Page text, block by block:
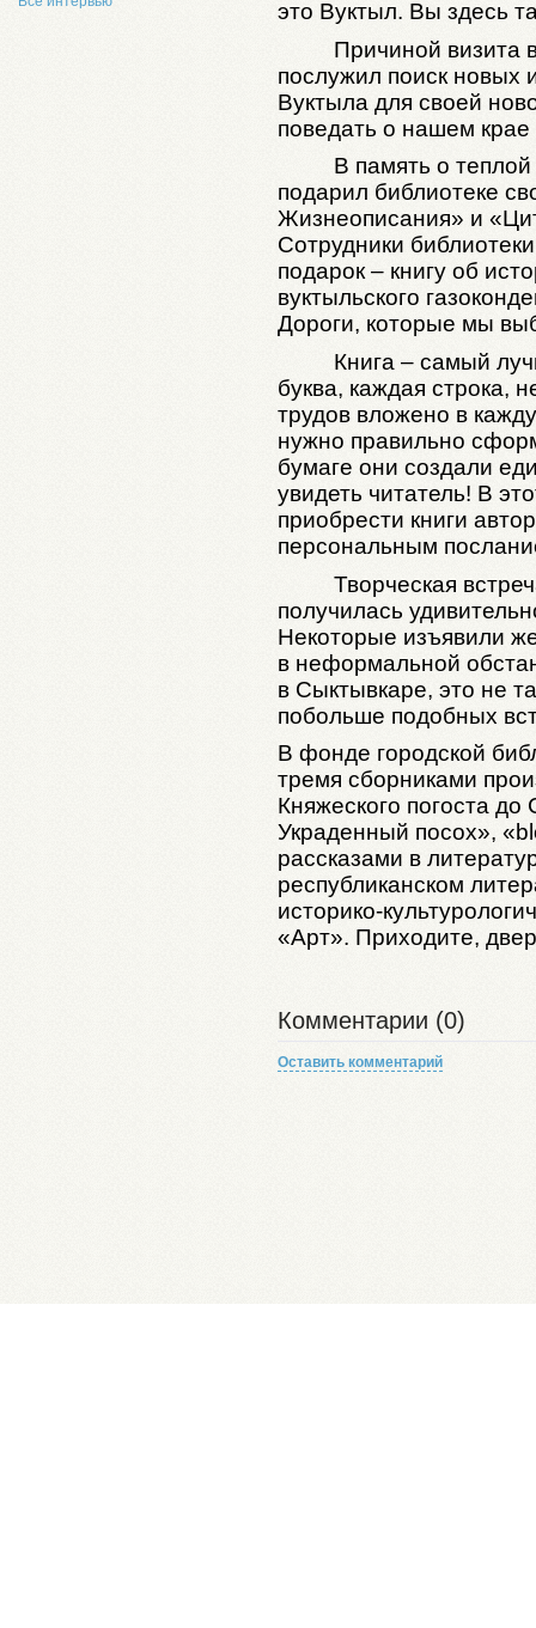
это Вуктыл. Вы здесь
Причиной визита
послужил поиск новых
Вуктыла для своей
поведать о нашем крае
В память о
подарил библиотеке
Жизнеописания» и
Сотрудники
подарок – книгу об
вуктыльского
Дороги, которые мы
Книга – самый
буква, каждая строка,
трудов вложено в
нужно правильно
бумаге они создали
увидеть читатель! В
приобрести книги
персональным
Творческая
получилась
Некоторые изъявили
в неформальной
в Сыктывкаре, это не
побольше подобных
В фонде городской
тремя сборниками
Княжеского погоста
Украденный посох»,
рассказами в
республиканском
историко-
«Арт». Приходите,
Комментарии (0)
Оставить комментарий